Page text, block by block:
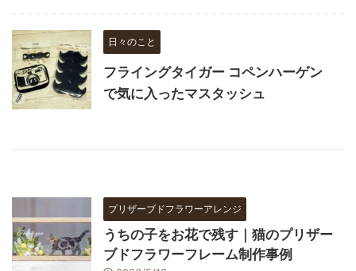
日々のこと
フライングタイガー コペンハーゲン
で気に入ったマスタッシュ
プリザーブドフラワーアレンジ
うちの子をお花で残す｜猫のプリザー
ブドフラワーフレーム制作事例